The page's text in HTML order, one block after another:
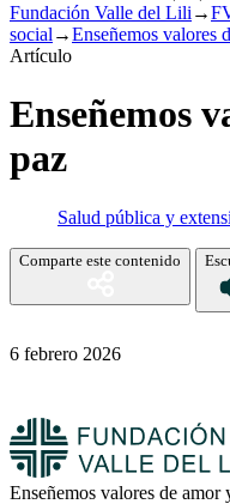
Fundación Valle del Lili →
social →Enseñemos valores
Artículo
Enseñemos
paz
Salud pública y
Comparte este contenido
6 febrero 2026
Enseñemos valores de amor